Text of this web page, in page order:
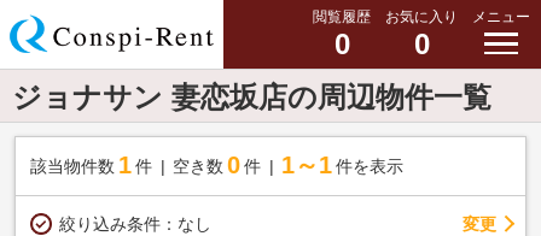
閲覧履歴
0
お気に入り
0
メニュー
ジョナサン 妻恋坂店の周辺物件一覧
該当物件数 1件 空き数 0 件 1～1 件を表示
絞り込み条件： なし 変更